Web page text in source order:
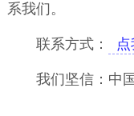
系我们。
联系方式：
我们坚信：中